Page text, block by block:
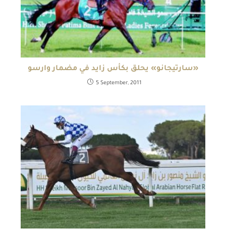
«سارتيجانو» يحلق بكأس زايد في مضمار وارسو
5 September, 2011